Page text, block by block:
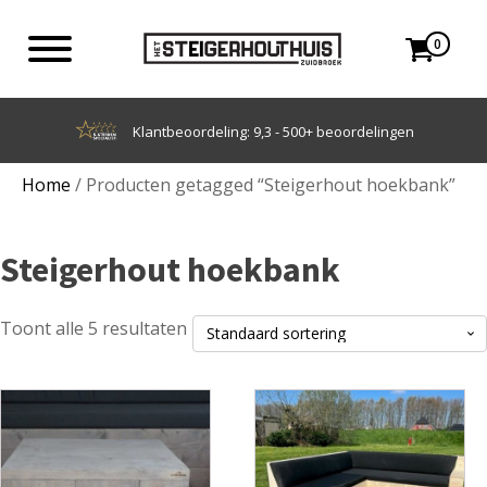
0
Achteraf betalen met Klarna
Home / Producten getagged “Steigerhout hoekbank”
Steigerhout hoekbank
Toont alle 5 resultaten
Dit
product
heeft
meerdere
Dit
product
heeft
meerdere